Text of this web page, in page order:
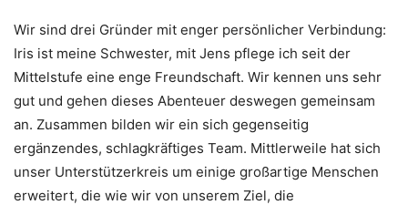
Wir sind drei Gründer mit enger persönlicher Verbindung:
Iris ist meine Schwester, mit Jens pflege ich seit der
Mittelstufe eine enge Freundschaft. Wir kennen uns sehr
gut und gehen dieses Abenteuer deswegen gemeinsam
an. Zusammen bilden wir ein sich gegenseitig
ergänzendes, schlagkräftiges Team. Mittlerweile hat sich
unser Unterstützerkreis um einige großartige Menschen
erweitert, die wie wir von unserem Ziel, die